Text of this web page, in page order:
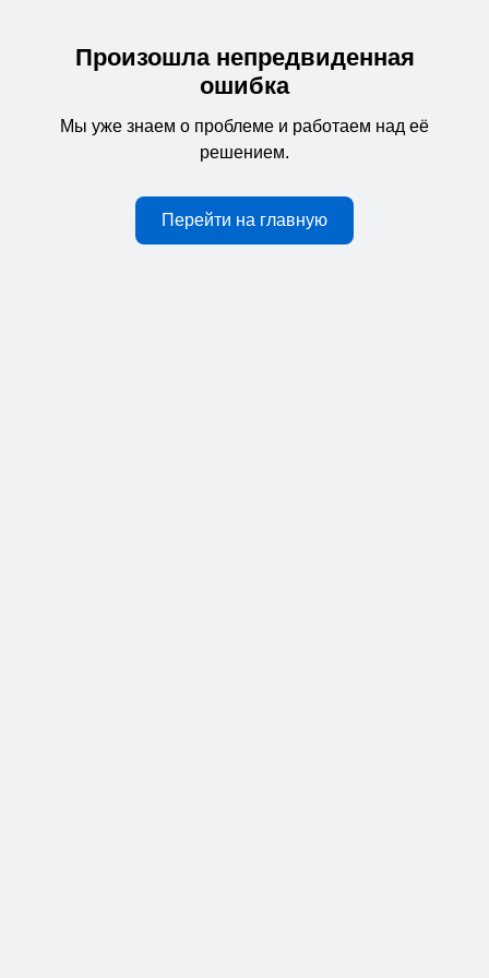
Произошла непредвиденная
ошибка
Мы уже знаем о проблеме и работаем над её
решением.
Перейти на главную